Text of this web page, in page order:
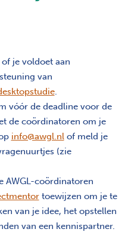
of je voldoet aan
van
.
vóór de deadline voor de
de coördinatoren om je
info@awgl.nlof meld je
(zie
AWGL-coördinatoren
toewijzen om je te
van je idee, het opstellen
van een kennispartner.